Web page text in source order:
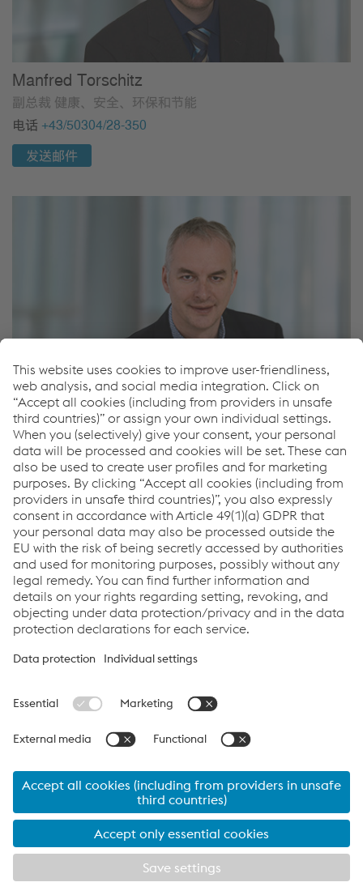
Manfred Torschitz
副总裁 健康、安全、环保和节能
电话 +43/50304/28-350
发送邮件
Erik Stocker
Vice President Quality Management & Material
Technology
电话 +43/50304/28-343
发送邮件
Links
应用
系统解决方案
服务
Terms and Conditions
Cookie settings
Print this page